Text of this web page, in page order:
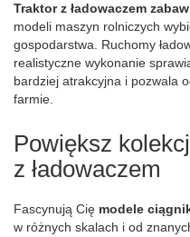
Traktor z ładowaczem
modeli maszyn rolniczych
gospodarstwa. Ruchomy
realistyczne wykonanie
bardziej atrakcyjna i pozwala
farmie.
Powiększ
z ładowaczem
Fascynują Cię modele
w różnych skalach i od